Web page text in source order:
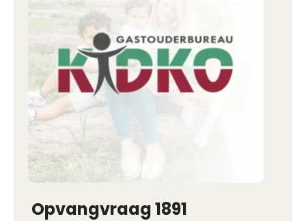
Opvangvraag 1891